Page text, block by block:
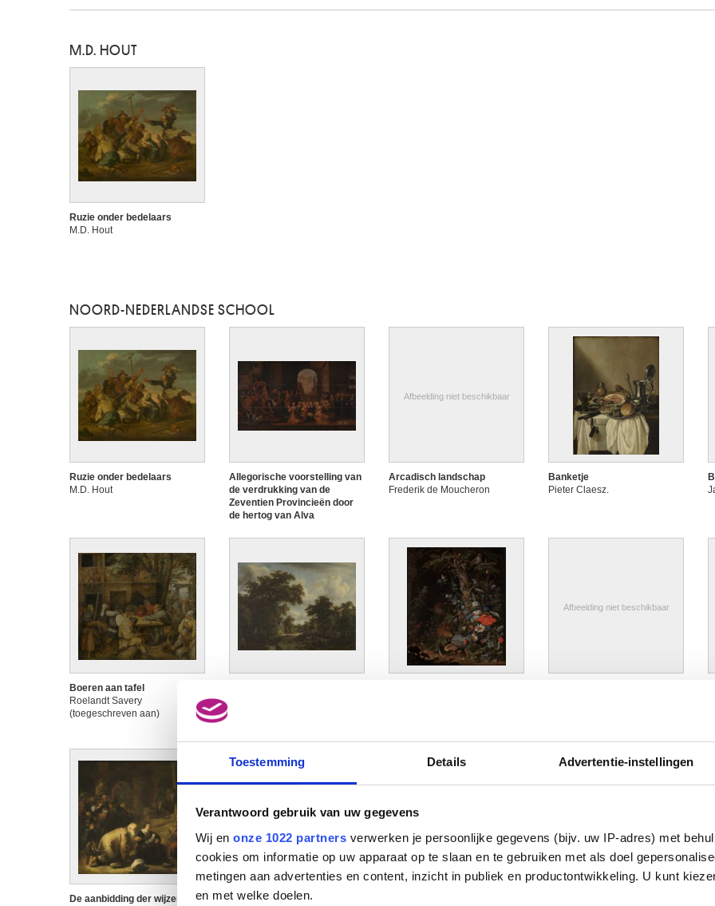
Toestemming Details Advertentie-instellingen
Verantwoord gebruik van uw gegevens
Wij en onze 1022 partners verwerken je persoonlijke gegevens (bijv. uw IP-adres) met
cookies om informatie op uw apparaat op te slaan en te gebruiken met als doel
metingen aan advertenties en content, inzicht in publiek en productontwikkeling. U kunt
en met welke doelen.
M.D. HOUT
Ruzie onder bedelaars
M.D. Hout
NOORD-NEDERLANDSE SCHOOL
Ruzie onder bedelaars
M.D. Hout
Allegorische voorstelling van
de verdrukking van de
Zeventien Provincieën door
de hertog van Alva
Nederlandse school, na 1622)
Afbeelding niet beschikbaar
Arcadisch landschap
Frederik de Moucheron
Banketje
Pieter Claesz.
Boeren aan tafel
Roelandt Savery
(toegeschreven aan)
Afbeelding niet beschikbaar
De aanbidding der wijzen
De aanval op het konvooi